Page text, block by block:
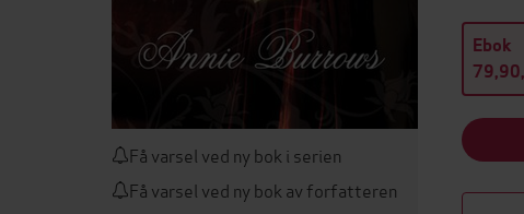
Få varsel ved ny bok i serien
Få varsel ved ny bok av forfatteren
Ebok